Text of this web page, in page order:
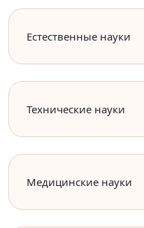
Естественные науки
Технические науки
Медицинские науки